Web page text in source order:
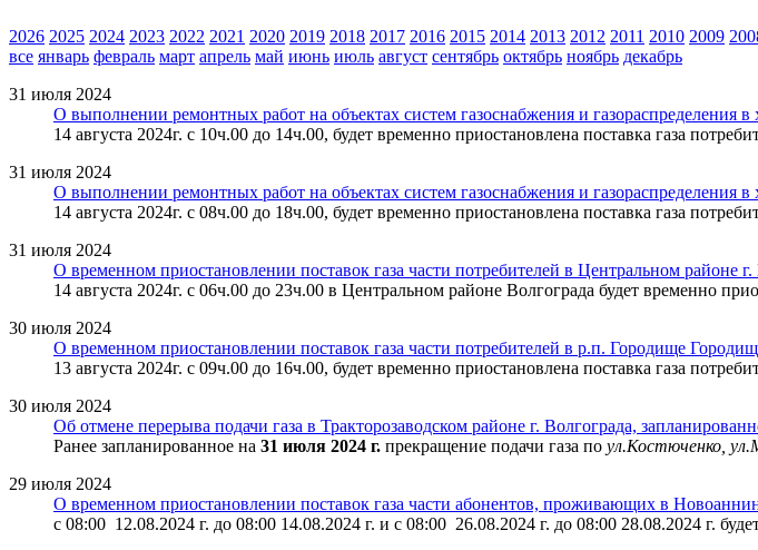
2026 2025 2024 2023 2022 2021 2020 2019 2018 2017 2016 2015 2014 2013 2012 2011 2010 2009
все январь февраль март апрель май июнь июль август сентябрь октябрь ноябрь декабрь
31 июля 2024
О выполнении ремонтных работ на объектах систем газоснабжения и
14 августа 2024г. с 10ч.00 до 14ч.00, будет временно приостановлена поставка газа
31 июля 2024
О выполнении ремонтных работ на объектах систем газоснабжения и газораспределения
14 августа 2024г. с 08ч.00 до 18ч.00, будет временно приостановлена поставка газа
31 июля 2024
О временном приостановлении поставок газа части потребителей в Центральном районе г.
14 августа 2024г. с 06ч.00 до 23ч.00 в Центральном районе Волгограда будет временно
30 июля 2024
О временном приостановлении поставок газа части потребителей в р.п. Городище
13 августа 2024г. с 09ч.00 до 16ч.00, будет временно приостановлена поставка газа
30 июля 2024
Об отмене перерыва подачи газа в Тракторозаводском районе г. Волгограда,
Ранее запланированное на 31 июля 2024 г. прекращение подачи газа по ул.Костюченко,
29 июля 2024
О временном приостановлении поставок газа части абонентов, проживающих в
с 08:00 12.08.2024 г. до 08:00 14.08.2024 г. и с 08:00 26.08.2024 г. до 08:00 28.08.2024 г.